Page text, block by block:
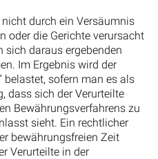
durch ein Versäumnis
oder die Gerichte verursacht
sich daraus ergebenden
Im Ergebnis wird der
belastet, sofern man es als
dass sich der Verurteilte
Bewährungsverfahrens zu
sieht. Ein rechtlicher
bewährungsfreien Zeit
Verurteilte in der